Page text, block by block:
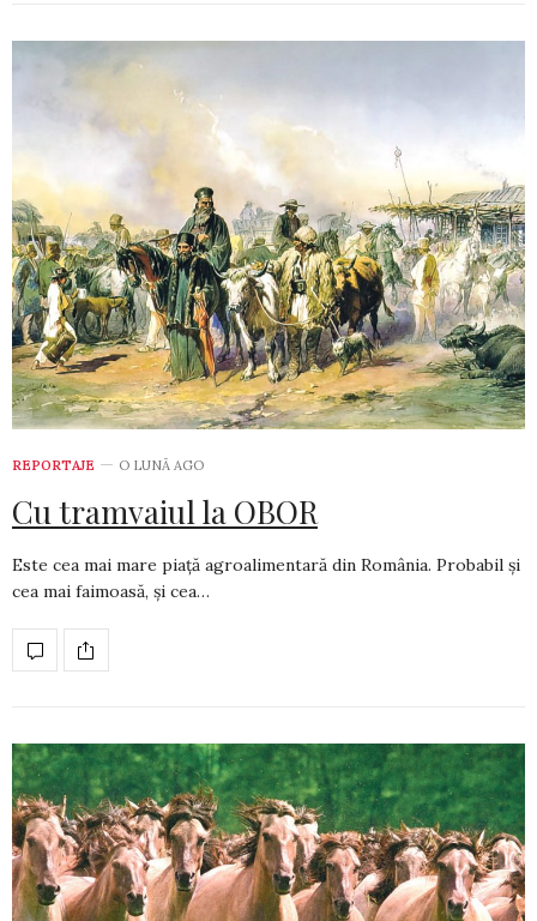
REPORTAJE O LUNĂ AGO
Cu tramvaiul la OBOR
Este cea mai mare piață agroalimentară din România. Probabil și
cea mai faimoasă, și cea…